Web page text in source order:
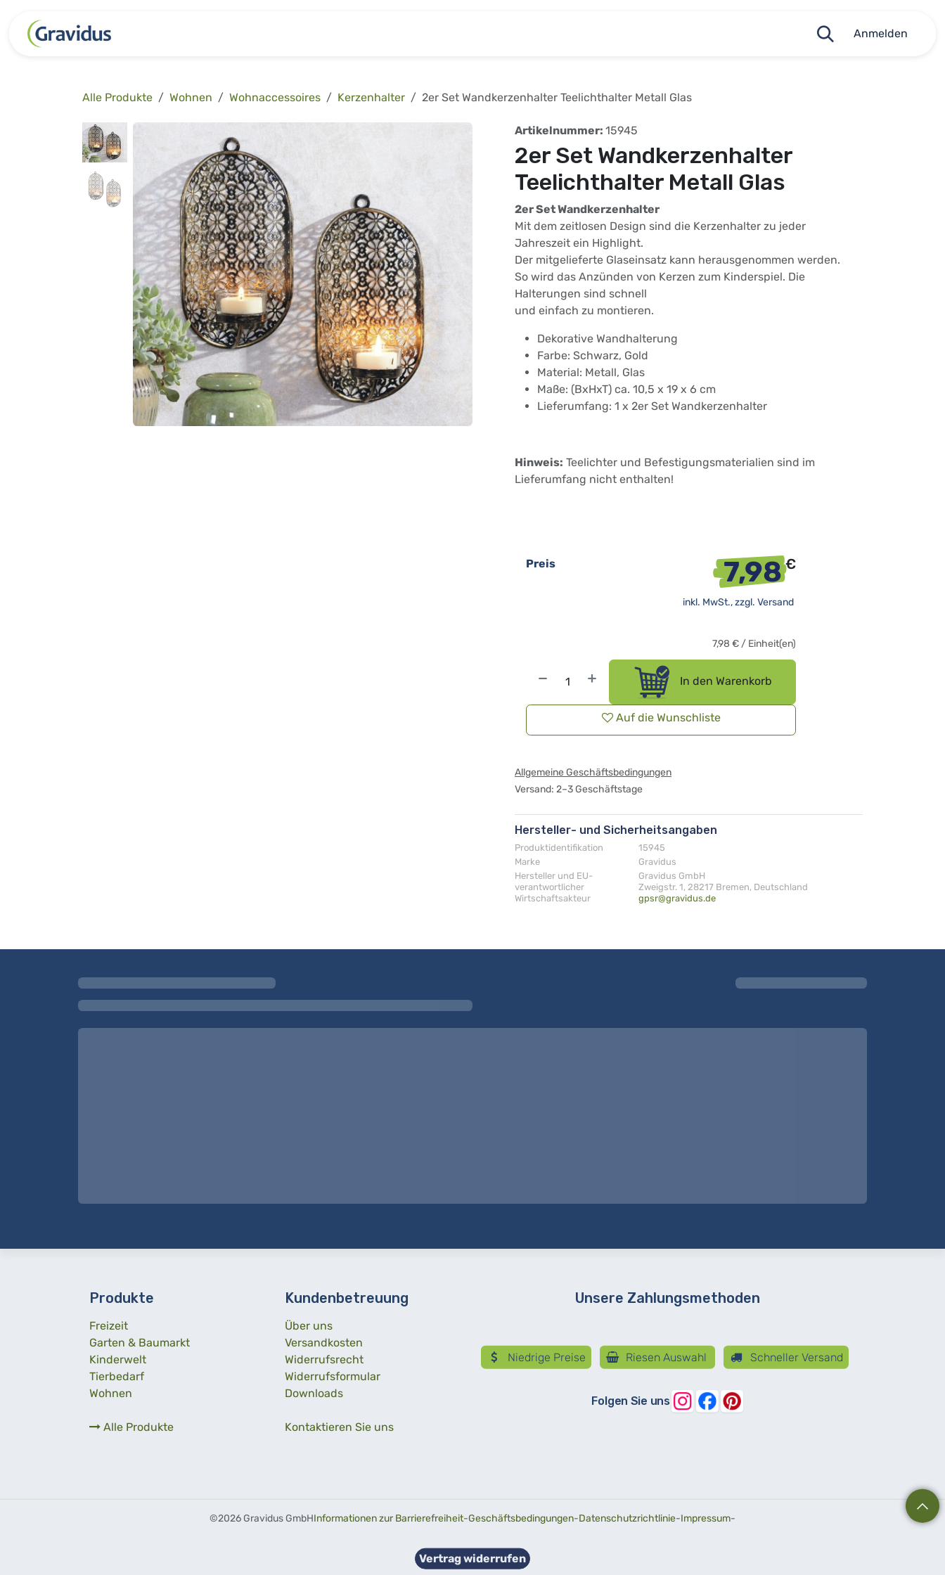
Anmelden
Alle Produkte Wohnen Wohnaccessoires Kerzenhalter 2er Set Wandkerzenhalter Teelichthalter Metall Glas
Artikelnummer: 15945
2er Set Wandkerzenhalter
Teelichthalter Metall Glas
2er Set Wandkerzenhalter
Mit dem zeitlosen Design sind die Kerzenhalter zu jeder
Jahreszeit ein Highlight.
Der mitgelieferte Glaseinsatz kann herausgenommen werden.
So wird das Anzünden von Kerzen zum Kinderspiel. Die
Halterungen sind schnell
und einfach zu montieren.
Dekorative Wandhalterung
Farbe: Schwarz, Gold
Material: Metall, Glas
Maße: (BxHxT) ca. 10,5 x 19 x 6 cm
Lieferumfang: 1 x 2er Set Wandkerzenhalter
Hinweis: Teelichter und Befestigungsmaterialien sind im
Lieferumfang nicht enthalten!
In den Warenkorb
Auf die Wunschliste
Preis 7,98€
inkl. MwSt., zzgl. Versand
7,98 €/ Einheit(en)
Allgemeine Geschäftsbedingungen
Versand: 2–3 Geschäftstage
Hersteller- und Sicherheitsangaben
Produktidentifikation
15945
Marke
Gravidus
Hersteller und EU-
verantwortlicher
Wirtschaftsakteur
Gravidus GmbH
Zweigstr. 1, 28217 Bremen, Deutschland
gpsr@gravidus.de
Produkte
Freizeit
Garten & Baumarkt
Kinderwelt
Tierbedarf
Wohnen
Alle Produkte
Kundenbetreuung
Über uns
Versandkosten
Widerrufsrecht
Widerrufsformular
Downloads
Kontaktieren Sie uns
Unsere Zahlungsmethoden
Niedrige Preise Riesen Auswahl Schneller Versand
Folgen Sie uns
©2026 Gravidus GmbHInformationen zur Barrierefreiheit-Geschäftsbedingungen-Datenschutzrichtlinie-Impressum-
Vertrag widerrufen